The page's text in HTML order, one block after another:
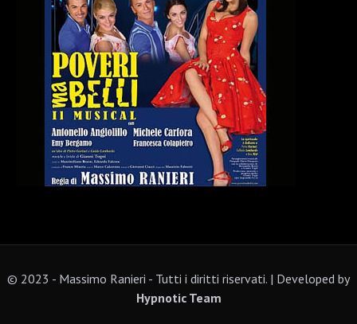
© 2023 - Massimo Ranieri - Tutti i diritti riservati. | Developed by
Hypnotic Team